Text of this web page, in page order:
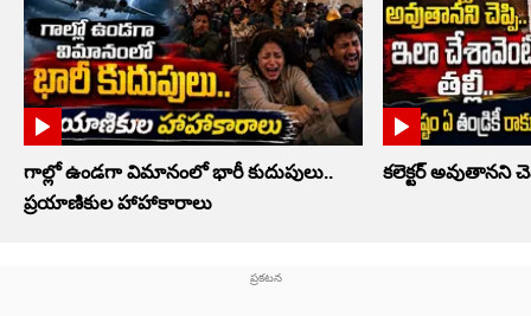
గాల్లో ఉండగా విమానంలో భారీ కుదుపులు..
ప్రయాణికుల హాహాకారాలు
కలెక్టర్‌ అవుతానని